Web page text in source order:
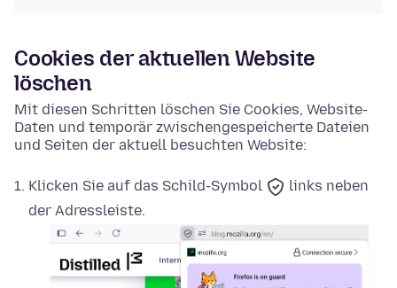
Cookies der aktuellen Website
löschen
Mit diesen Schritten löschen Sie Cookies, Website-
Daten und temporär zwischengespeicherte Dateien
und Seiten der aktuell besuchten Website:
Klicken Sie auf das Schild-Symbol
links neben
der Adressleiste.